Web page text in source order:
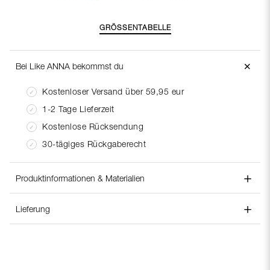
GRÖSSENTABELLE
Bei Like ANNA bekommst du ＋
Kostenloser Versand über 59,95 eur
1-2 Tage Lieferzeit
Kostenlose Rücksendung
30-tägiges Rückgaberecht
Produktinformationen & Materialien ＋
Stilnummer:
Materialzusammensetzung:Linen 55%, Viscose 45%
Lieferung ＋